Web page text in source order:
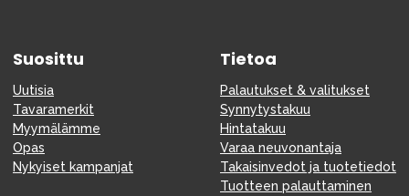
Suosittu
Uutisia
Tavaramerkit
Myymälämme
Opas
Nykyiset kampanjat
Tietoa
Palautukset & valitukset
Synnytystakuu
Hintatakuu
Varaa neuvonantaja
Takaisinvedot ja tuotetiedot
Tuotteen palauttaminen